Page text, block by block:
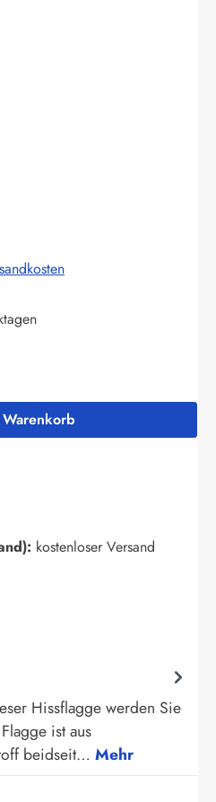
den gewünschten
kostenloser Versand
Hissflagge werden Sie
ist aus
beidseit… Mehr